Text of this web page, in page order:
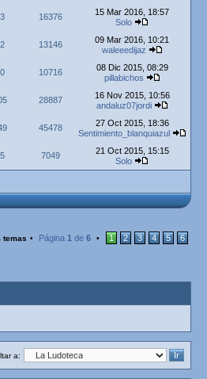
16376
15 Mar 2016, 18:57
Solo
13146
09 Mar 2016, 10:21
waleeedijaz
10716
08 Dic 2015, 08:29
pillabichos
28887
16 Nov 2015, 10:56
andaluz07jordi
45478
27 Oct 2015, 18:36
Sentimiento_blanquiazul
7049
21 Oct 2015, 15:15
Solo
temas • Página 1 de 6 • 1 2 3 4 5 6
a: